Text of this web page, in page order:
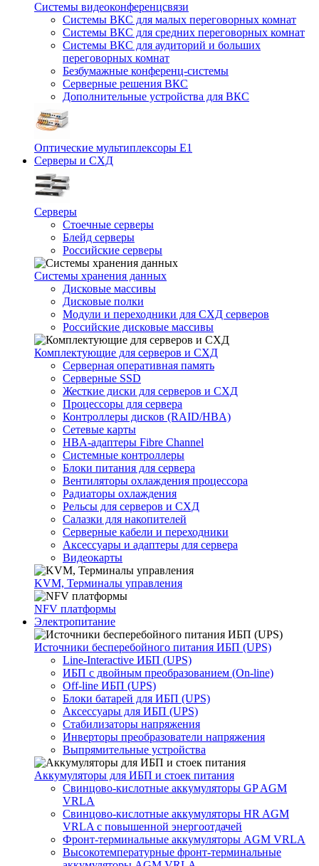
Системы видеоконференцсвязи
Системы ВКС для малых переговорных комнат
Системы ВКС для средних переговорных комнат
Системы ВКС для аудиторий и больших
переговорных комнат
Безбумажные конференц-системы
Серверные решения ВКС
Дополнительные устройства для ВКС
Оптические мультиплексоры Е1
Серверы и СХД
Серверы
Стоечные серверы
Блейд серверы
Российские серверы
Системы хранения данных
Дисковые массивы
Дисковые полки
Модули и переходники для СХД серверов
Российские дисковые массивы
Комплектующие для серверов и СХД
Серверная оперативная память
Серверные SSD
Жесткие диски для серверов и СХД
Процессоры для сервера
Контроллеры дисков (RAID/HBA)
Сетевые карты
HBA-адаптеры Fibre Channel
Системные контроллеры
Блоки питания для сервера
Вентиляторы охлаждения процессора
Радиаторы охлаждения
Рельсы для серверов и СХД
Салазки для накопителей
Серверные кабели и переходники
Аксессуары и адаптеры для сервера
Видеокарты
KVM, Терминалы управления
NFV платформы
Электропитание
Источники бесперебойного питания ИБП (UPS)
Line-Interactive ИБП (UPS)
ИБП с двойным преобразованием (On-line)
Off-line ИБП (UPS)
Блоки батарей для ИБП (UPS)
Аксессуары для ИБП (UPS)
Стабилизаторы напряжения
Инверторы преобразователи напряжения
Выпрямительные устройства
Аккумуляторы для ИБП и стоек питания
Свинцово-кислотные аккумуляторы GP AGM
VRLA
Свинцово-кислотные аккумуляторы HR AGM
VRLA с повышенной энергоотдачей
Фронт-терминальные аккумуляторы AGM VRLA
Высокотемпературные фронт-терминальные